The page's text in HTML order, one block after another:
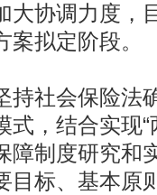
大协调力度，
拟定阶段。
社会保险法
，结合实现
障制度研究和
目标、基本原